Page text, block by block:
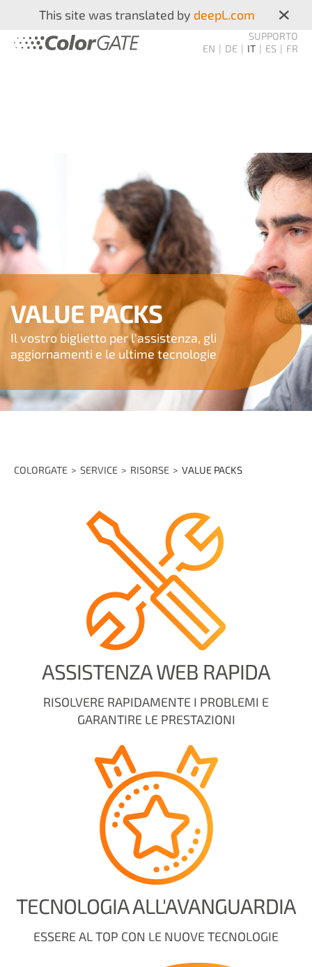
This site was translated by deepL.com ×
SUPPORTO
EN
DE IT ES FR
VALUE PACKS
Il vostro biglietto per l'assistenza, gli
aggiornamenti e le ultime tecnologie
COLORGATE SERVICE RISORSE VALUE PACKS
ASSISTENZA WEB RAPIDA
RISOLVERE RAPIDAMENTE I PROBLEMI E
GARANTIRE LE PRESTAZIONI
TECNOLOGIA ALL'AVANGUARDIA
ESSERE AL TOP CON LE NUOVE TECNOLOGIE